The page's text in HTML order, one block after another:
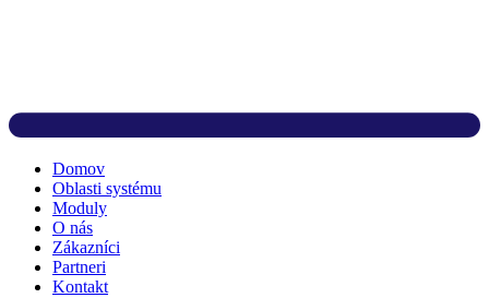
Domov
Oblasti systému
Moduly
O nás
Zákazníci
Partneri
Kontakt